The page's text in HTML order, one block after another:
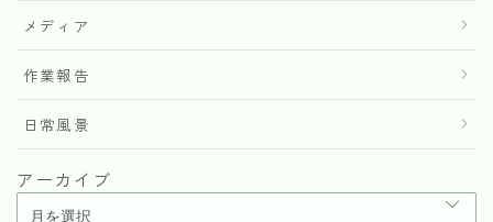
メディア
作業報告
日常風景
アーカイブ